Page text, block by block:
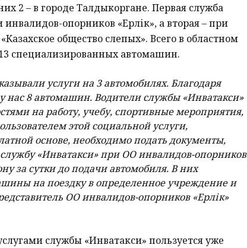
2 – в городе Талдыкоргане. Первая служба
опорников «Ерлік», а вторая – при
общество слепых». Всего в областном
специализированных автомашин.
услуги на 3 автомобилях. Благодаря
нас 8 автомашин. Водители службы «Инватакси»
на работу, учебу, спортивные мероприятия,
этой социальной услуги,
основе, необходимо подать документы,
«Инватакси» при ОО инвалидов-опорников
за сутки до подачи автомобиля. В них
на поездку в определенное учреждение и
ОО инвалидов-опорников «Ерлік»
службы «Инватакси» пользуется уже